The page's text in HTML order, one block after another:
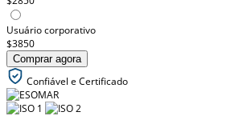
Usuário corporativo
$3850
Comprar agora
Confiável e Certificado